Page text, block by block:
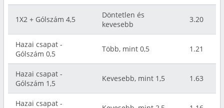
1X2 + Gólszám 4,5
Döntetlen és
kevesebb
3.20
Hazai csapat -
Gólszám 0,5
Több, mint 0,5 1.21
Hazai csapat -
Gólszám 1,5
Kevesebb, mint 1,5 1.63
Hazai csapat -